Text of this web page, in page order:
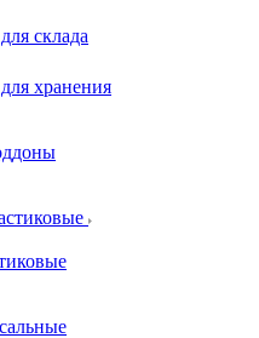
склада
хранения